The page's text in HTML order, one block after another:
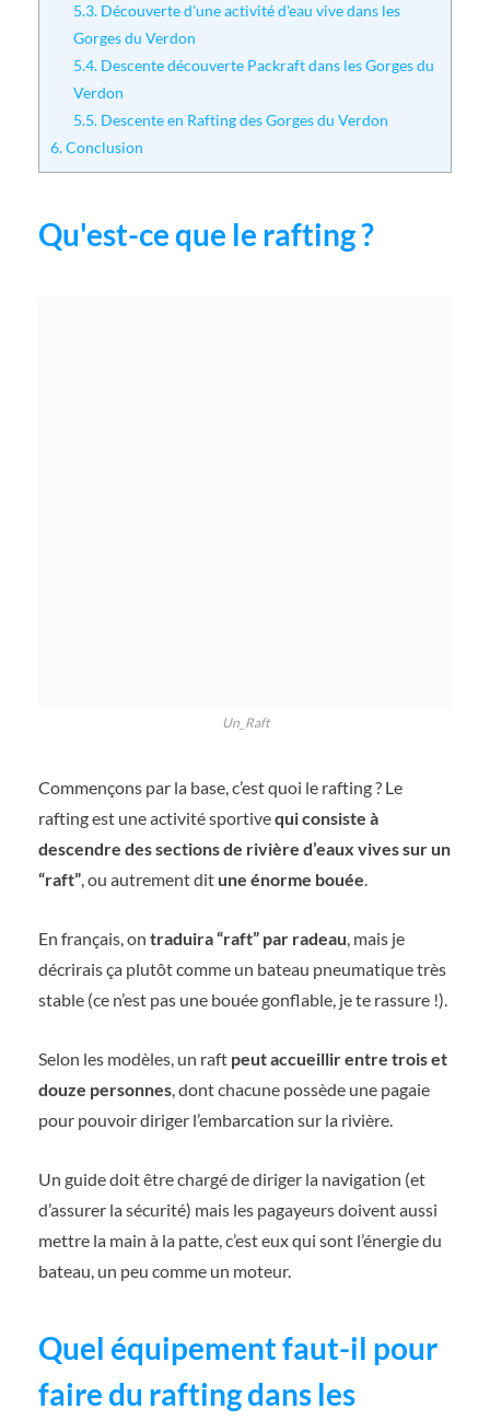
5.3. Découverte d'une activité d'eau vive dans les
Gorges du Verdon
5.4. Descente découverte Packraft dans les Gorges du
Verdon
5.5. Descente en Rafting des Gorges du Verdon
6.Conclusion
Qu'est-ce que le rafting ?
Un_Raft
Commençons par la base, c’est quoi le rafting ? Le
rafting est une activité sportivequi consiste à
descendre des sections de rivière d’eaux vives sur un
“raft”, ou autrement dit une énorme bouée.
En français, on traduira “raft” par radeau, mais je
décrirais ça plutôt comme un bateau pneumatique très
stable (ce n’est pas une bouée gonflable, je te rassure !).
Selon les modèles, un raft peut accueillir entre trois et
douze personnes, dont chacune possède une pagaie
pour pouvoir diriger l’embarcation sur la rivière.
Un guide doit être chargé de diriger la navigation (et
d’assurer la sécurité) mais les pagayeurs doivent aussi
mettre la main à la patte, c’est eux qui sont l’énergie du
bateau, un peu comme un moteur.
Quel équipement faut-il pour
faire du rafting dans les